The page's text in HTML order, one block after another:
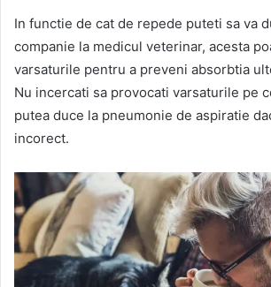
In functie de cat de repede puteti sa va
companie la medicul veterinar, acesta
varsaturile pentru a preveni absorbtia
Nu incercati sa provocati varsaturile pe
putea duce la pneumonie de aspiratie
incorect.